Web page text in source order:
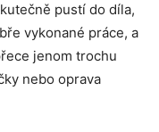
pustí do díla,
vykonané práce, a
jenom trochu
nebo oprava